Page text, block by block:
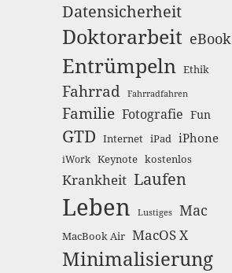
Datensicherheit
Doktorarbeit eBook
Entrümpeln Ethik
Fahrrad Fahrradfahren
Familie Fotografie Fun
GTD Internet iPad iPhone
iWork Keynote kostenlos
Krankheit Laufen
Leben Lustiges Mac
MacBook Air MacOS X
Minimalisierung